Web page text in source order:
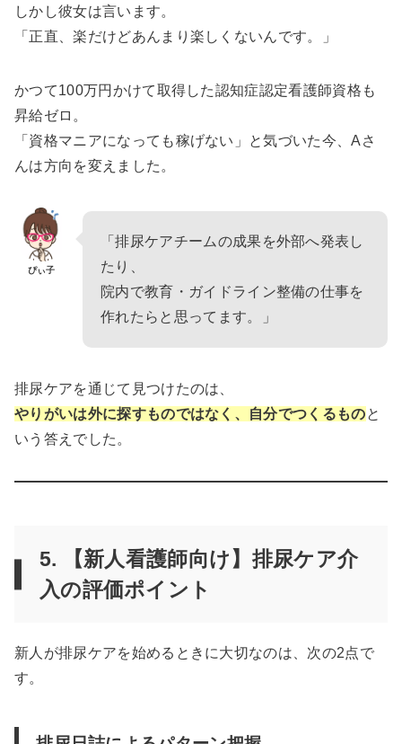
しかし彼女は言います。
「正直、楽だけどあんまり楽しくないんです。」
かつて100万円かけて取得した認知症認定看護師資格も
昇給ゼロ。
「資格マニアになっても稼げない」と気づいた今、Aさ
んは方向を変えました。
ぴぃ子
「排尿ケアチームの成果を外部へ発表し
たり、
院内で教育・ガイドライン整備の仕事を
作れたらと思ってます。」
排尿ケアを通じて見つけたのは、
やりがいは外に探すものではなく、自分でつくるものと
いう答えでした。
5. 【新人看護師向け】排尿ケア介
入の評価ポイント
新人が排尿ケアを始めるときに大切なのは、次の2点で
す。